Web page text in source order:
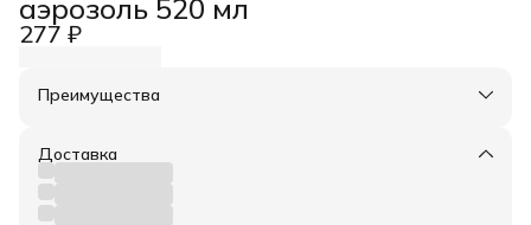
аэрозоль 520 мл
277 ₽
Преимущества
Оплата частями в Сплит
Удобный возврат
Доставка